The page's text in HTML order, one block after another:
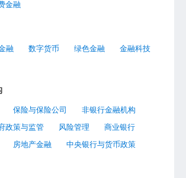
金融
融 数字货币 绿色金融
金融科技
保险与保险公司
非银行金融机构
政策与监管 风险管理
商业银行
房地产金融 中央银行与货币政策